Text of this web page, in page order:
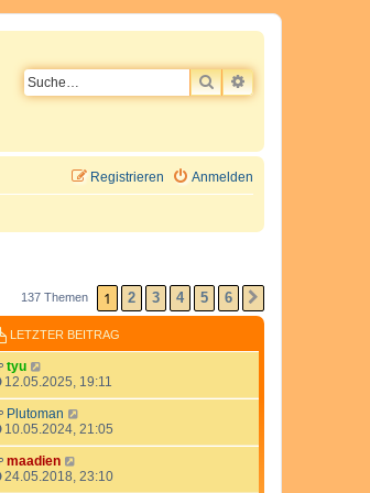
SUCHEERWEITERTE
Anmelden
Registrieren
137 Themen 1 2 3 4 5 6
LETZTER BEITRAG
tyu
12.05.2025, 19:11
Plutoman
10.05.2024, 21:05
maadien
24.05.2018, 23:10